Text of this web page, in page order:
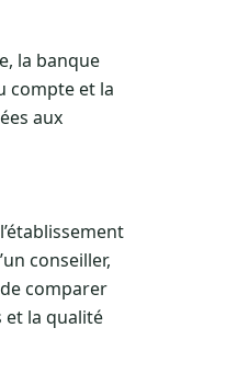
la banque
compte et la
aux
conseiller,
comparer
et la qualité